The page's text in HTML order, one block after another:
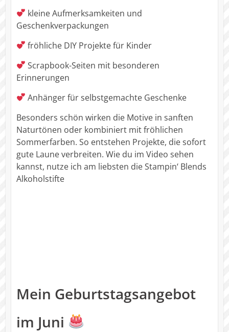
kleine Aufmerksamkeiten und
Geschenkverpackungen
fröhliche DIY Projekte für Kinder
Scrapbook-Seiten mit besonderen
Erinnerungen
Anhänger für selbstgemachte Geschenke
Besonders schön wirken die Motive in sanften
Naturtönen oder kombiniert mit fröhlichen
Sommerfarben. So entstehen Projekte, die sofort
gute Laune verbreiten. Wie du im Video sehen
kannst, nutze ich am liebsten die Stampin‘ Blends
Alkoholstifte
Mein Geburtstagsangebot
im Juni